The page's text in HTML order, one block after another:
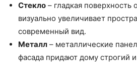
Стекло – гладкая поверхность
визуально увеличивает
современный вид.
Металл – металлические
фасада придают дому строгий